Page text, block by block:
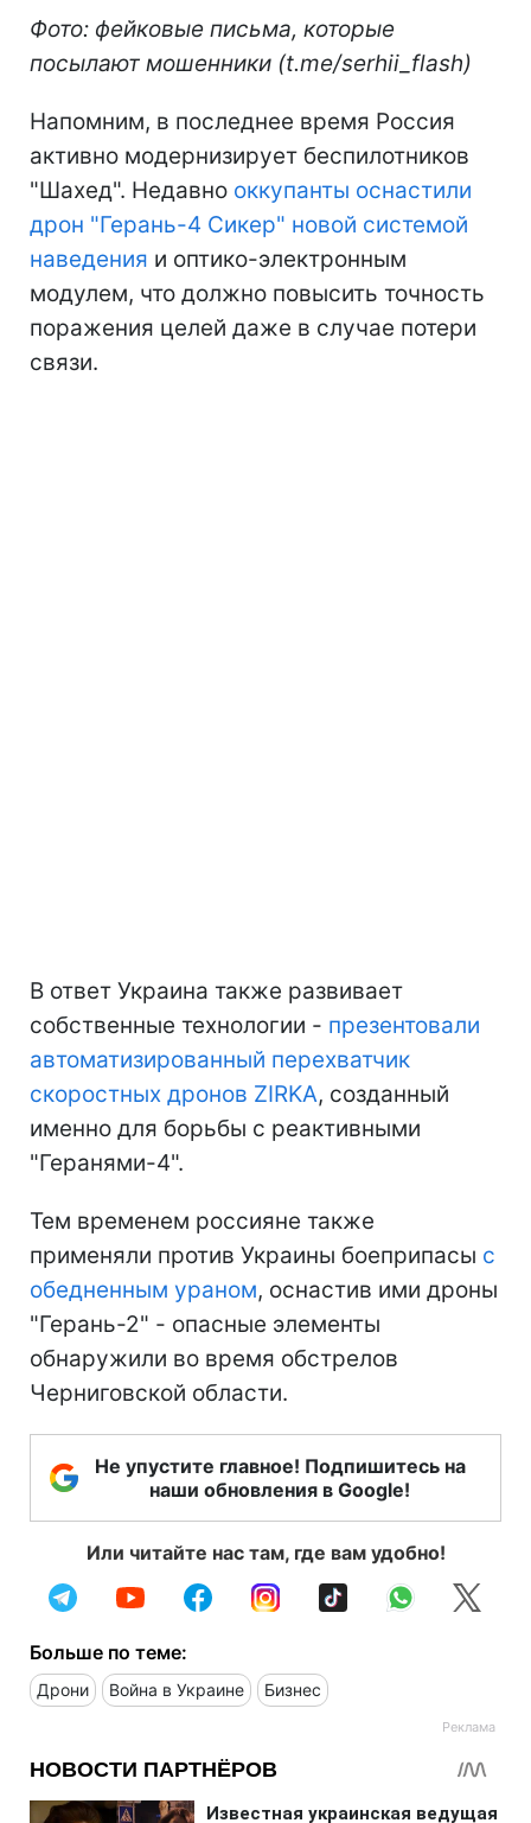
Фото: фейковые письма, которые
посылают мошенники (t.me/serhii_flash)
Напомним, в последнее время Россия
активно модернизирует беспилотников
"Шахед". Недавно оккупанты оснастили
дрон "Герань-4 Сикер" новой системой
наведения и оптико-электронным
модулем, что должно повысить точность
поражения целей даже в случае потери
связи.
В ответ Украина также развивает
собственные технологии - презентовали
автоматизированный перехватчик
скоростных дронов ZIRKA, созданный
именно для борьбы с реактивными
"Геранями-4".
Тем временем россияне также
применяли против Украины боеприпасы с
обедненным ураном, оснастив ими дроны
"Герань-2" - опасные элементы
обнаружили во время обстрелов
Черниговской области.
Не упустите главное! Подпишитесь на
наши обновления в Google!
Или читайте нас там, где вам удобно!
Больше по теме:
Дрони Война в Украине Бизнес